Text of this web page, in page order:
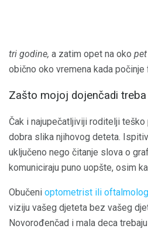
tri godine, a zatim opet na oko
obično oko vremena kada počinje
Zašto mojoj dojenčadi
Čak i najupečatljiviji roditelji
dobra slika njihovog deteta.
uključeno nego čitanje slova o
komuniciraju puno uopšte, osim
Obučeni optometrist ili oftalmolog
viziju vašeg djeteta bez vašeg
Novorođenčad i mala deca